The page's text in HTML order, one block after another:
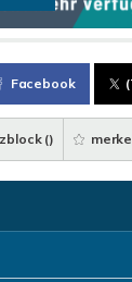
Facebook
()